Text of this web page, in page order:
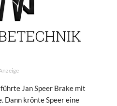
Jan Speer Brake mit
Dann krönte Speer eine